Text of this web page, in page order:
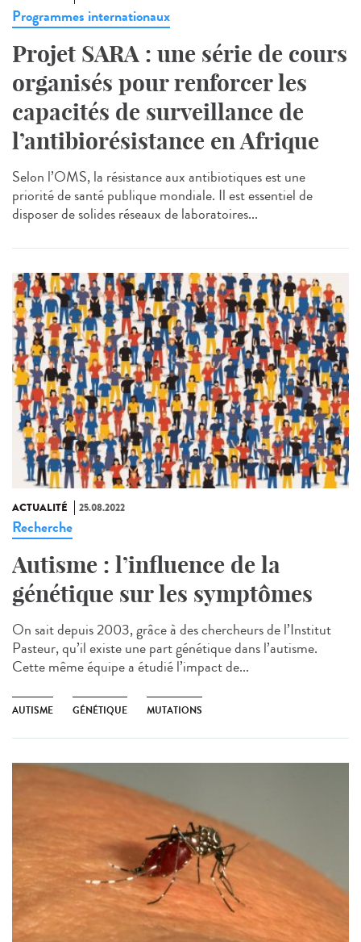
Programmes internationaux
Projet SARA : une série de cours
organisés pour renforcer les
capacités de surveillance de
l’antibiorésistance en Afrique
Selon l’OMS, la résistance aux antibiotiques est une
priorité de santé publique mondiale. Il est essentiel de
disposer de solides réseaux de laboratoires...
ACTUALITÉ 25.08.2022
Recherche
Autisme : l’influence de la
génétique sur les symptômes
On sait depuis 2003, grâce à des chercheurs de l’Institut
Pasteur, qu’il existe une part génétique dans l’autisme.
Cette même équipe a étudié l’impact de...
AUTISME GÉNÉTIQUE MUTATIONS